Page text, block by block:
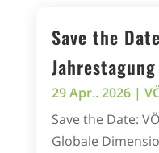
Save the
29 Apr.. 2026|
Save the Date:
Globale